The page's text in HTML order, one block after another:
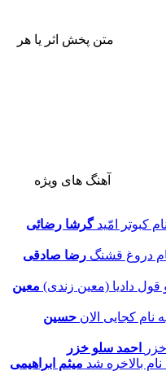
متن پخش اثر یا هر
آهنگ های ویژه
گرشا رضائی
رضا صادقی
معین
حسین
احمد سلو خزر
میثم ابراهیمی